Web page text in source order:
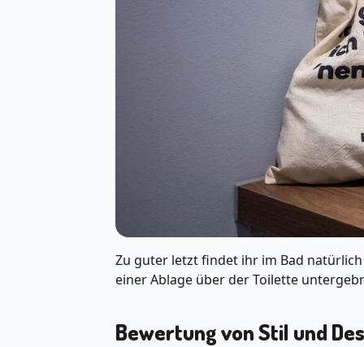
Zu guter letzt findet ihr im Bad
einer Ablage über der Toilette
Bewertung von Stil und